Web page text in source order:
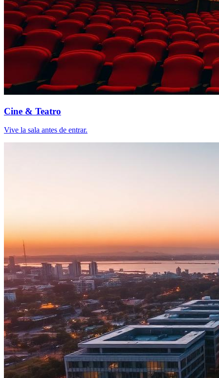
Cine & Teatro
Vive la sala antes de entrar.